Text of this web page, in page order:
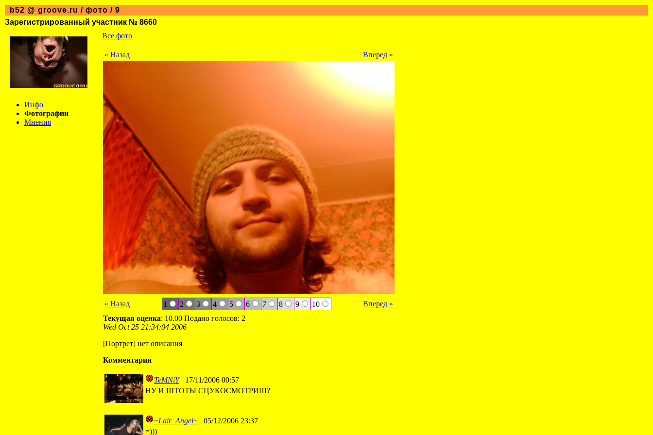
b52 @ groove.ru / фото / 9
Зарегистрированный участник № 8660
Инфо
Фотографии
Мнения
Все фото
« Назад Вперед »
« Назад 1 2 3 4 5 6 7 8 9 10
Вперед »
Текущая оценка: 10.00 Подано голосов: 2
Wed Oct 25 21:34:04 2006
[Портрет] нет описания
Комментарии
TeMNiY17/11/2006 00:57
НУ И ШТОТЫ СЦУКОСМОТРИШ?
~Lair_Angel~ 05/12/2006 23:37
=)))